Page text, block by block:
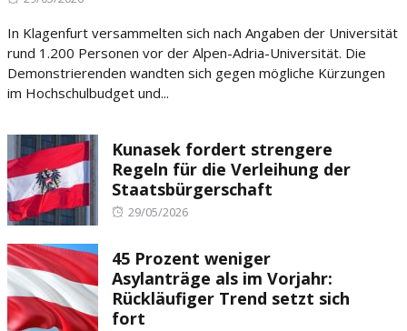
In Klagenfurt versammelten sich nach Angaben der Universität
rund 1.200 Personen vor der Alpen-Adria-Universität. Die
Demonstrierenden wandten sich gegen mögliche Kürzungen
im Hochschulbudget und...
Kunasek fordert strengere
Regeln für die Verleihung der
Staatsbürgerschaft
Posted
29/05/2026
45 Prozent weniger
Asylanträge als im Vorjahr:
Rückläufiger Trend setzt sich
fort